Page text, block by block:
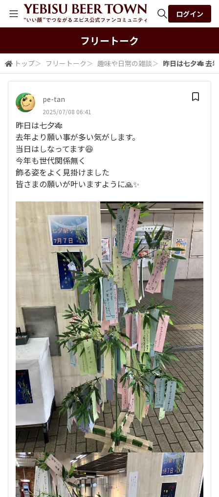
検索
ログイン
フリートーク
トップ＞ フリートーク ＞ 趣味や日常の雑談＞ 昨日は七夕🎋 去
pe-tan
2025/07/08 06:41
昨日は七夕🎋
去年より願い事が多い気がします。
当日はしなってます😆
今年も世代関係無く
飾る姿をよく見掛けました
皆さまの願いが叶いますように🙏✨